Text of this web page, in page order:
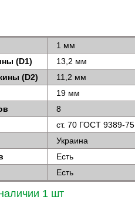
1 мм
(D1)
13,2 мм
(D2)
11,2 мм
19 мм
8
ст. 70 ГОСТ 9389-75
Украина
Есть
Есть
1 шт